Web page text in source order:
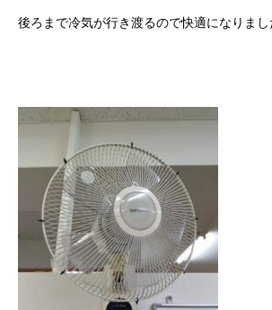
後ろまで冷気が行き渡るので快適になりま